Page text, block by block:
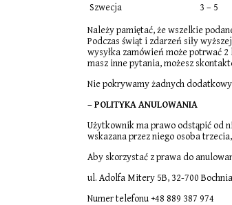
Szwecja
3 – 5
Należy pamiętać, że wszelkie
Podczas świąt i zdarzeń siły
wysyłka zamówień może potrwać
masz inne pytania, możesz
Nie pokrywamy żadnych
– POLITYKA ANULOWANIA
Użytkownik ma prawo odstąpić od
wskazana przez niego osoba
Aby skorzystać z prawa do
ul. Adolfa Mitery 5B, 32-700
Numer telefonu +48 889 387 974